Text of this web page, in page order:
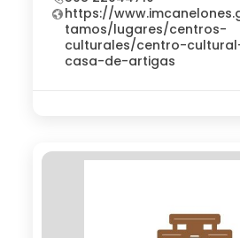
https://
tamos/lugares/centros-
culturales/centro-
casa-de-artigas